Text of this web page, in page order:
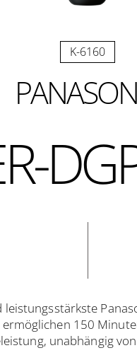
K-6160
150
unabhängig